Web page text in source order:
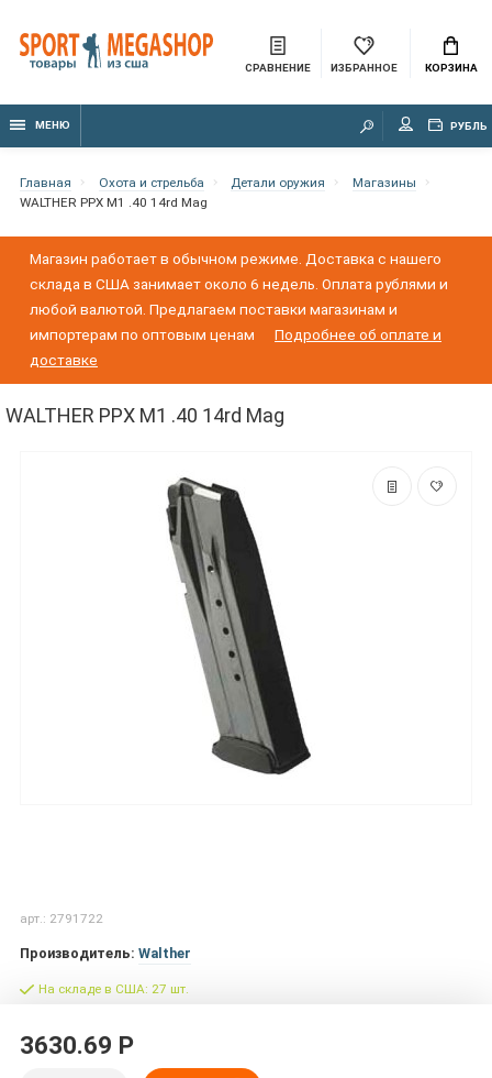
СРАВНЕНИЕ ИЗБРАННОЕ КОРЗИНА
МЕНЮ РУБЛЬ
Главная Охота и стрельба Детали оружия
Магазины
WALTHER PPX M1 .40 14rd Mag
Магазин работает в обычном режиме. Доставка с нашего
склада в США занимает около 6 недель. Оплата рублями и
любой валютой. Предлагаем поставки магазинам и
импортерам по оптовым ценам
Подробнее об оплате и
доставке
WALTHER PPX M1 .40 14rd Mag
арт.: 2791722
Производитель: Walther
На складе в США: 27 шт.
3630.69 Р